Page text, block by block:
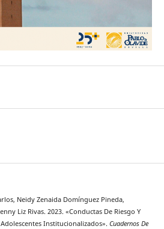
Neidy Zenaida Domínguez Pineda,
Liz Rivas. 2023. «Conductas De Riesgo Y
Institucionalizados». Cuadernos De